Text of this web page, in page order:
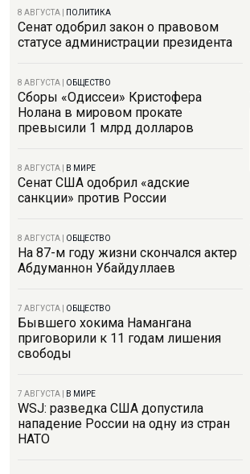
8 АВГУСТА ПОЛИТИКА
Сенат одобрил закон о правовом
статусе администрации президента
8 АВГУСТА ОБЩЕСТВО
Сборы «Одиссеи» Кристофера
Нолана в мировом прокате
превысили 1 млрд долларов
8 АВГУСТА В МИРЕ
Сенат США одобрил «адские
санкции» против России
8 АВГУСТА ОБЩЕСТВО
На 87-м году жизни скончался актер
Абдуманнон Убайдуллаев
7 АВГУСТА ОБЩЕСТВО
Бывшего хокима Намангана
приговорили к 11 годам лишения
свободы
7 АВГУСТА В МИРЕ
WSJ: разведка США допустила
нападение России на одну из стран
НАТО